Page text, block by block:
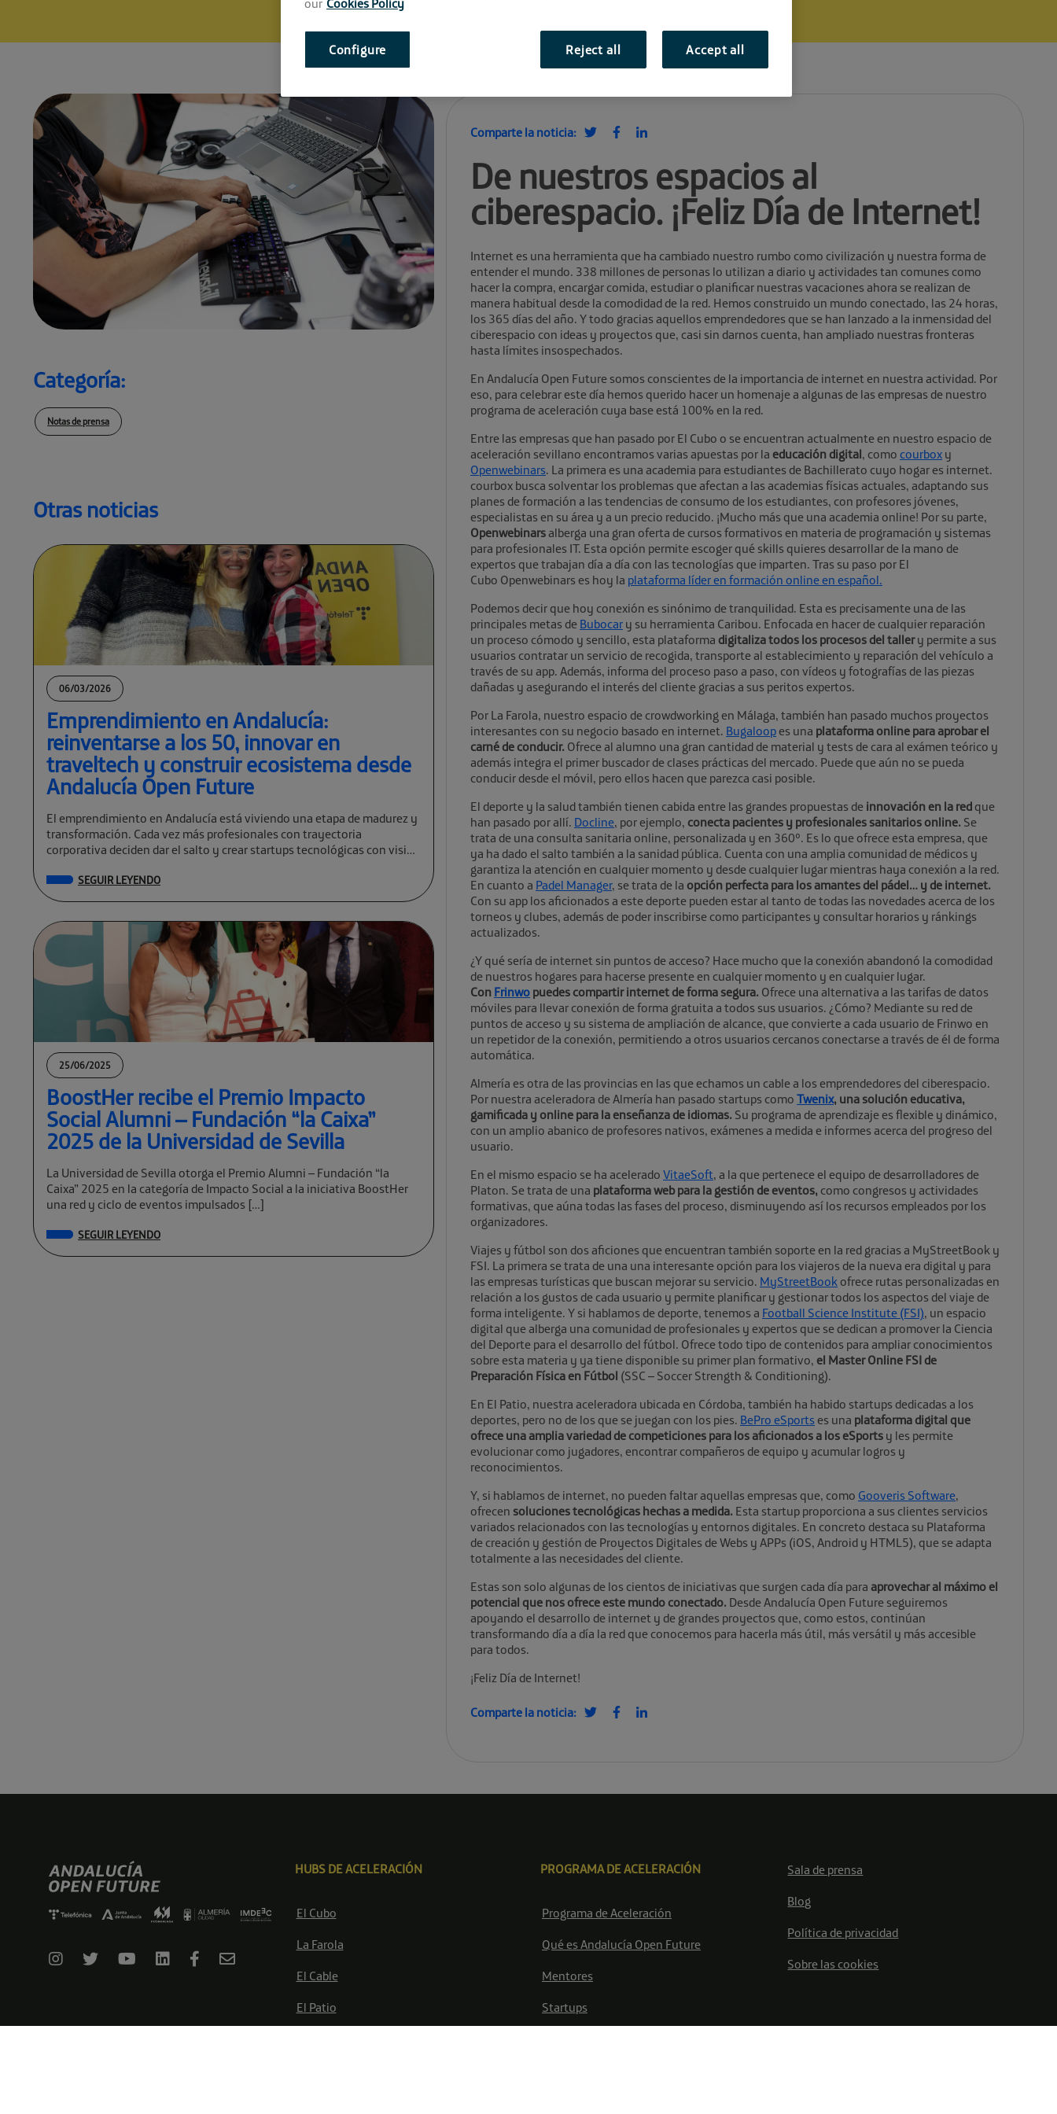
Categoría:
Notas de prensa
Otras noticias
06/03/2026
Emprendimiento en Andalucía:
reinventarse a los 50, innovar en
traveltech y construir ecosistema desde
Andalucía Open Future
El emprendimiento en Andalucía está viviendo una etapa de madurez y
transformación. Cada vez más profesionales con trayectoria
corporativa deciden dar el salto y crear startups tecnológicas con visión
SEGUIR LEYENDO
25/06/2025
BoostHer recibe el Premio Impacto
Social Alumni – Fundación “la Caixa”
2025 de la Universidad de Sevilla
La Universidad de Sevilla otorga el Premio Alumni – Fundación “la
Caixa” 2025 en la categoría de Impacto Social a la iniciativa BoostHer
una red y ciclo de eventos impulsados […]
SEGUIR LEYENDO
Comparte la noticia:
De nuestros espacios al
ciberespacio. ¡Feliz Día de Internet!
Internet es una herramienta que ha cambiado nuestro rumbo como civilización y nuestra forma de
entender el mundo. 338 millones de personas lo utilizan a diario y actividades tan comunes como
hacer la compra, encargar comida, estudiar o planificar nuestras vacaciones ahora se realizan de
manera habitual desde la comodidad de la red. Hemos construido un mundo conectado, las 24 horas,
los 365 días del año. Y todo gracias aquellos emprendedores que se han lanzado a la inmensidad del
ciberespacio con ideas y proyectos que, casi sin darnos cuenta, han ampliado nuestras fronteras
hasta límites insospechados.
En Andalucía Open Future somos conscientes de la importancia de internet en nuestra actividad. Por
eso, para celebrar este día hemos querido hacer un homenaje a algunas de las empresas de nuestro
programa de aceleración cuya base está 100% en la red.
Entre las empresas que han pasado por El Cubo o se encuentran actualmente en nuestro espacio de
aceleración sevillano encontramos varias apuestas por la educación digital, como courbox y
Openwebinars. La primera es una academia para estudiantes de Bachillerato cuyo hogar es internet.
courbox busca solventar los problemas que afectan a las academias físicas actuales, adaptando sus
planes de formación a las tendencias de consumo de los estudiantes, con profesores jóvenes,
especialistas en su área y a un precio reducido. ¡Mucho más que una academia online! Por su parte,
Openwebinars alberga una gran oferta de cursos formativos en materia de programación y sistemas
para profesionales IT. Esta opción permite escoger qué skills quieres desarrollar de la mano de
expertos que trabajan día a día con las tecnologías que imparten. Tras su paso por El
Cubo Openwebinars es hoy la plataforma líder en formación online en español.
Podemos decir que hoy conexión es sinónimo de tranquilidad. Esta es precisamente una de las
principales metas de Bubocar y su herramienta Caribou. Enfocada en hacer de cualquier reparación
un proceso cómodo y sencillo, esta plataforma digitaliza todos los procesos del tallery permite a sus
usuarios contratar un servicio de recogida, transporte al establecimiento y reparación del vehículo a
través de su app. Además, informa del proceso paso a paso, con vídeos y fotografías de las piezas
dañadas y asegurando el interés del cliente gracias a sus peritos expertos.
Por La Farola, nuestro espacio de crowdworking en Málaga, también han pasado muchos proyectos
interesantes con su negocio basado en internet. Bugaloopes una plataforma online para aprobar el
carné de conducir. Ofrece al alumno una gran cantidad de material y tests de cara al exámen teórico y
además integra el primer buscador de clases prácticas del mercado. Puede que aún no se pueda
conducir desde el móvil, pero ellos hacen que parezca casi posible.
El deporte y la salud también tienen cabida entre las grandes propuestas de innovación en la red que
han pasado por allí. Docline, por ejemplo, conecta pacientes y profesionales sanitarios online. Se
trata de una consulta sanitaria online, personalizada y en 360º. Es lo que ofrece esta empresa, que
ya ha dado el salto también a la sanidad pública. Cuenta con una amplia comunidad de médicos y
garantiza la atención en cualquier momento y desde cualquier lugar mientras haya conexión a la red.
En cuanto a Padel Manager, se trata de la opción perfecta para los amantes del pádel… y de internet.
Con su app los aficionados a este deporte pueden estar al tanto de todas las novedades acerca de los
torneos y clubes, además de poder inscribirse como participantes y consultar horarios y ránkings
actualizados.
¿Y qué sería de internet sin puntos de acceso? Hace mucho que la conexión abandonó la comodidad
de nuestros hogares para hacerse presente en cualquier momento y en cualquier lugar.
Con Frinwo puedes compartir internet de forma segura. Ofrece una alternativa a las tarifas de datos
móviles para llevar conexión de forma gratuita a todos sus usuarios. ¿Cómo? Mediante su red de
puntos de acceso y su sistema de ampliación de alcance, que convierte a cada usuario de Frinwo en
un repetidor de la conexión, permitiendo a otros usuarios cercanos conectarse a través de él de forma
automática.
Almería es otra de las provincias en las que echamos un cable a los emprendedores del ciberespacio.
Por nuestra aceleradora de Almería han pasado startups como Twenix, una solución educativa,
gamificada y online para la enseñanza de idiomas. Su programa de aprendizaje es flexible y dinámico,
con un amplio abanico de profesores nativos, exámenes a medida e informes acerca del progreso del
usuario.
En el mismo espacio se ha acelerado VitaeSoft, a la que pertenece el equipo de desarrolladores de
Platon. Se trata de una plataforma web para la gestión de eventos, como congresos y actividades
formativas, que aúna todas las fases del proceso, disminuyendo así los recursos empleados por los
organizadores.
Viajes y fútbol son dos aficiones que encuentran también soporte en la red gracias a MyStreetBook y
FSI. La primera se trata de una una interesante opción para los viajeros de la nueva era digital y para
las empresas turísticas que buscan mejorar su servicio. MyStreetBook ofrece rutas personalizadas en
relación a los gustos de cada usuario y permite planificar y gestionar todos los aspectos del viaje de
forma inteligente. Y si hablamos de deporte, tenemos a Football Science Institute (FSI), un espacio
digital que alberga una comunidad de profesionales y expertos que se dedican a promover la Ciencia
del Deporte para el desarrollo del fútbol. Ofrece todo tipo de contenidos para ampliar conocimientos
sobre esta materia y ya tiene disponible su primer plan formativo, el Master Online FSI de
Preparación Física en Fútbol (SSC – Soccer Strength & Conditioning).
En El Patio, nuestra aceleradora ubicada en Córdoba, también ha habido startups dedicadas a los
deportes, pero no de los que se juegan con los pies. BePro eSportses una plataforma digital que
ofrece una amplia variedad de competiciones para los aficionados a los eSports y les permite
evolucionar como jugadores, encontrar compañeros de equipo y acumular logros y
reconocimientos.
Y, si hablamos de internet, no pueden faltar aquellas empresas que, como Gooveris Software,
ofrecen soluciones tecnológicas hechas a medida. Esta startup proporciona a sus clientes servicios
variados relacionados con las tecnologías y entornos digitales. En concreto destaca su Plataforma
de creación y gestión de Proyectos Digitales de Webs y APPs (iOS, Android y HTML5), que se adapta
totalmente a las necesidades del cliente.
Estas son solo algunas de los cientos de iniciativas que surgen cada día para aprovechar al máximo el
potencial que nos ofrece este mundo conectado. Desde Andalucía Open Future seguiremos
apoyando el desarrollo de internet y de grandes proyectos que, como estos, continúan
transformando día a día la red que conocemos para hacerla más útil, más versátil y más accesible
para todos.
¡Feliz Día de Internet!
Comparte la noticia:
HUBS DE ACELERACIÓN
El Cubo
La Farola
El Cable
El Patio
PROGRAMA DE ACELERACIÓN
Programa de Aceleración
Qué es Andalucía Open Future
Mentores
Startups
Sala de prensa
Blog
Política de privacidad
Sobre las cookies
our Cookies Policy
Reject all Accept all
Configure